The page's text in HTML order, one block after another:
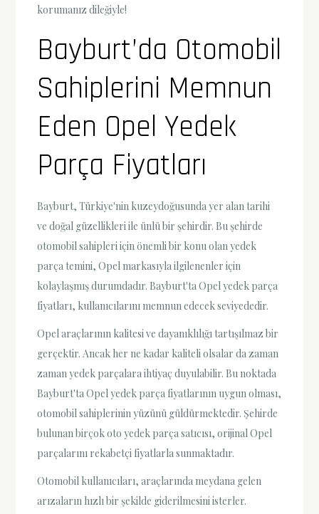
korumanız dileğiyle!
Bayburt’da Otomobil
Sahiplerini Memnun
Eden Opel Yedek
Parça Fiyatları
Bayburt, Türkiye'nin kuzeydoğusunda yer alan tarihi
ve doğal güzellikleri ile ünlü bir şehirdir. Bu şehirde
otomobil sahipleri için önemli bir konu olan yedek
parça temini, Opel markasıyla ilgilenenler için
kolaylaşmış durumdadır. Bayburt'ta Opel yedek parça
fiyatları, kullanıcılarını memnun edecek seviyededir.
Opel araçlarının kalitesi ve dayanıklılığı tartışılmaz bir
gerçektir. Ancak her ne kadar kaliteli olsalar da zaman
zaman yedek parçalara ihtiyaç duyulabilir. Bu noktada
Bayburt'ta Opel yedek parça fiyatlarının uygun olması,
otomobil sahiplerinin yüzünü güldürmektedir. Şehirde
bulunan birçok oto yedek parça satıcısı, orijinal Opel
parçalarını rekabetçi fiyatlarla sunmaktadır.
Otomobil kullanıcıları, araçlarında meydana gelen
arızaların hızlı bir şekilde giderilmesini isterler.